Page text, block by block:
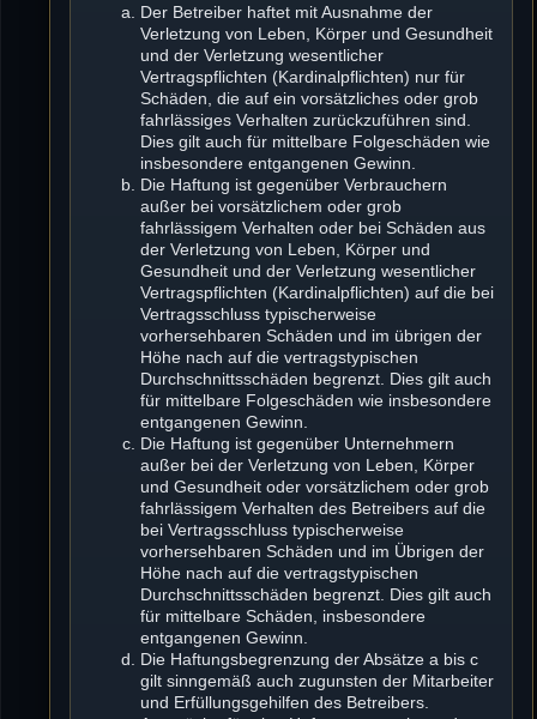
Der Betreiber haftet mit Ausnahme der
Verletzung von Leben, Körper und Gesundheit
und der Verletzung wesentlicher
Vertragspflichten (Kardinalpflichten) nur für
Schäden, die auf ein vorsätzliches oder grob
fahrlässiges Verhalten zurückzuführen sind.
Dies gilt auch für mittelbare Folgeschäden wie
insbesondere entgangenen Gewinn.
Die Haftung ist gegenüber Verbrauchern
außer bei vorsätzlichem oder grob
fahrlässigem Verhalten oder bei Schäden aus
der Verletzung von Leben, Körper und
Gesundheit und der Verletzung wesentlicher
Vertragspflichten (Kardinalpflichten) auf die bei
Vertragsschluss typischerweise
vorhersehbaren Schäden und im übrigen der
Höhe nach auf die vertragstypischen
Durchschnittsschäden begrenzt. Dies gilt auch
für mittelbare Folgeschäden wie insbesondere
entgangenen Gewinn.
Die Haftung ist gegenüber Unternehmern
außer bei der Verletzung von Leben, Körper
und Gesundheit oder vorsätzlichem oder grob
fahrlässigem Verhalten des Betreibers auf die
bei Vertragsschluss typischerweise
vorhersehbaren Schäden und im Übrigen der
Höhe nach auf die vertragstypischen
Durchschnittsschäden begrenzt. Dies gilt auch
für mittelbare Schäden, insbesondere
entgangenen Gewinn.
Die Haftungsbegrenzung der Absätze a bis c
gilt sinngemäß auch zugunsten der Mitarbeiter
und Erfüllungsgehilfen des Betreibers.